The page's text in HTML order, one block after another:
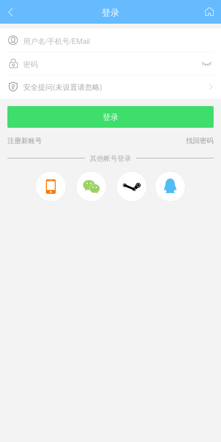
 
登录

 
 
安全提问(未设置请忽略)
安全提问(未设置请忽略)
登录
注册新账号
找回密码
其他帐号登录
  